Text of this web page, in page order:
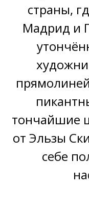
страны,
Мадрид и
тончайшие
от Эльзы
себе